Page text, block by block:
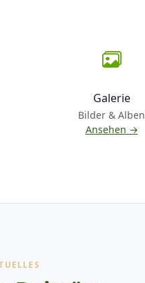
Galerie
Bilder & Alben
Ansehen →